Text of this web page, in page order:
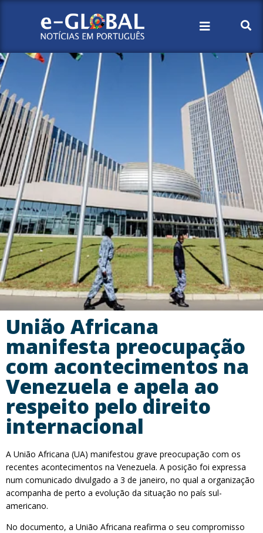
União Africana
manifesta preocupação
com acontecimentos na
Venezuela e apela ao
respeito pelo direito
internacional
A União Africana (UA) manifestou grave preocupação com os
recentes acontecimentos na Venezuela. A posição foi expressa
num comunicado divulgado a 3 de janeiro, no qual a organização
acompanha de perto a evolução da situação no país sul-
americano.
No documento, a União Africana reafirma o seu compromisso